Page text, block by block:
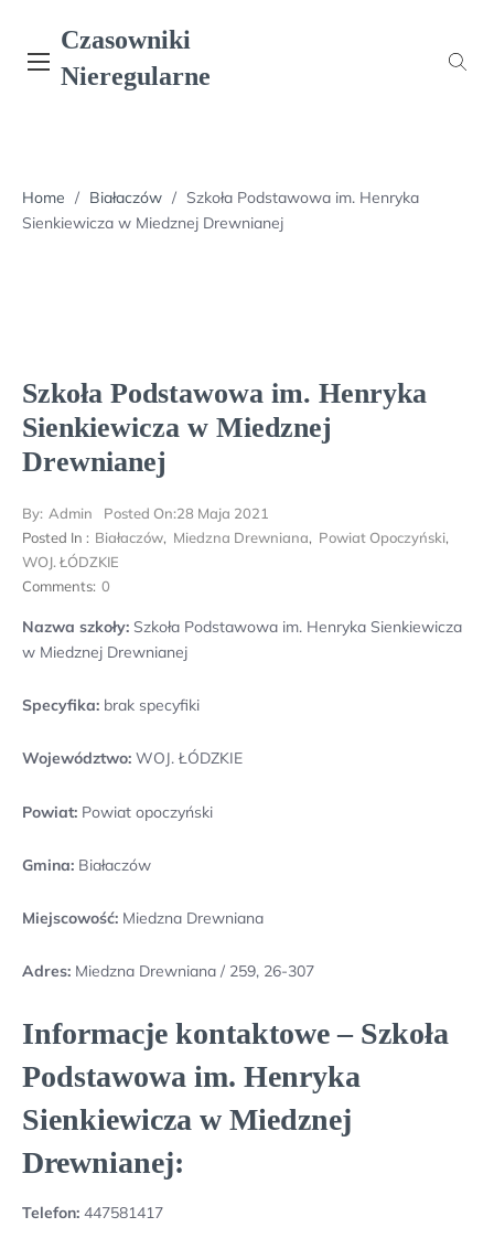
content
Czasowniki
Nieregularne
Home / Białaczów / Szkoła Podstawowa im. Henryka
Sienkiewicza w Miedznej Drewnianej
Szkoła Podstawowa im. Henryka
Sienkiewicza w Miedznej
Drewnianej
By: Admin Posted On:28 Maja 2021
Posted In : Białaczów, Miedzna Drewniana, Powiat Opoczyński,
WOJ. ŁÓDZKIE
Comments: 0
Nazwa szkoły: Szkoła Podstawowa im. Henryka Sienkiewicza
w Miedznej Drewnianej
Specyfika: brak specyfiki
Województwo: WOJ. ŁÓDZKIE
Powiat: Powiat opoczyński
Gmina: Białaczów
Miejscowość: Miedzna Drewniana
Adres: Miedzna Drewniana / 259, 26-307
Informacje kontaktowe – Szkoła
Podstawowa im. Henryka
Sienkiewicza w Miedznej
Drewnianej:
Telefon: 447581417